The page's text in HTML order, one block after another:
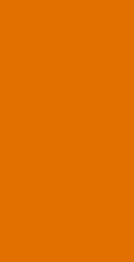
alleen
geen
over
houden van